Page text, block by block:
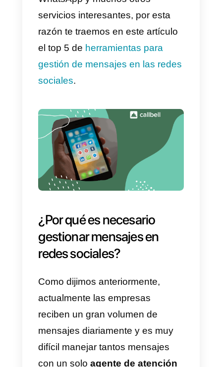
plataforma de gestión.
Estas herramientas para la
gestión de mensajes en las
redes sociales
que hoy en día es muy común
que sean utilizadas por cualquier
empresa, entre los servicios que
ofrecen se encuentra la gestión
sociales en una única
bots de chats, gestión de
llamadas, números verificados
para WhatsApp, múltiples
usuarios para un solo número de
WhatsApp y muchos otros
servicios interesantes, por esta
razón te traemos en este artículo